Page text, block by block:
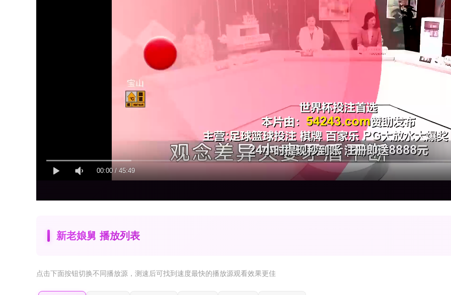
00:00/45:49
新老娘舅 播放列表
点击下面按钮切换不同播放源 ，测速后可找到速度最快的播放源观看效果更佳